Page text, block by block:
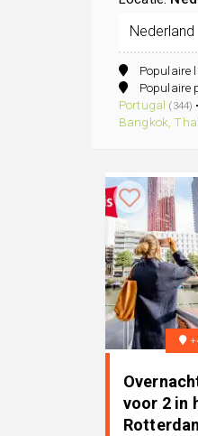
Populaire
Populaire
Portugal (344) •
Bangkok,
voor 2 in